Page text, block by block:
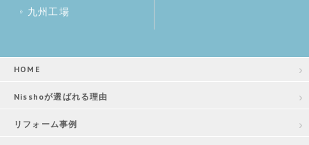
九州工場
HOME
Nisshoが選ばれる理由
リフォーム事例